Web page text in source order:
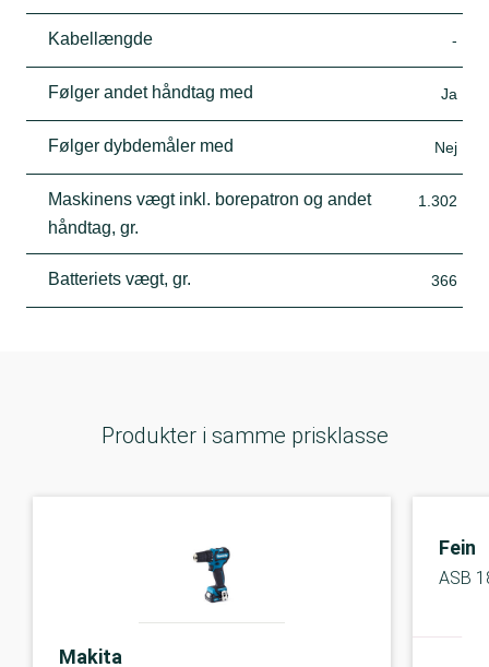
Kabellængde -
Følger andet håndtag med Ja
Følger dybdemåler med Nej
Maskinens vægt inkl. borepatron og andet
håndtag, gr.
1.302
Batteriets vægt, gr. 366
Produkter i samme prisklasse
Makita
Fein
ASB